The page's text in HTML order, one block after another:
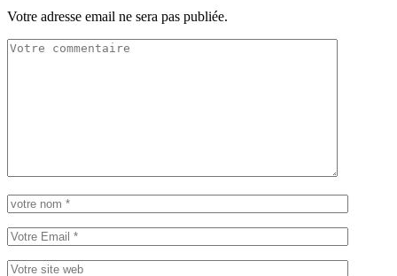
Votre adresse email ne sera pas publiée.